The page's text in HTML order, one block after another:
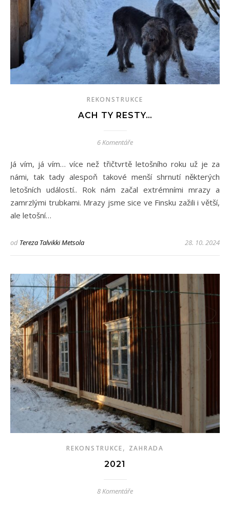
REKONSTRUKCE
ACH TY RESTY…
6 Komentáře
Já vím, já vím… více než třičtvrtě letošního roku už je za
námi, tak tady alespoň takové menší shrnutí některých
letošních událostí.. Rok nám začal extrémními mrazy a
zamrzlými trubkami. Mrazy jsme sice ve Finsku zažili i větší,
ale letošní…
od Tereza Talvikki Metsola 28. 10. 2024
REKONSTRUKCE, ZAHRADA
2021
8 Komentáře